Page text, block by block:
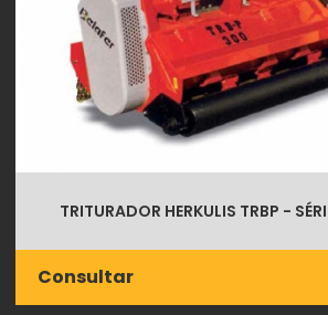
TRITURADOR HERKULIS TRBP -
Consultar